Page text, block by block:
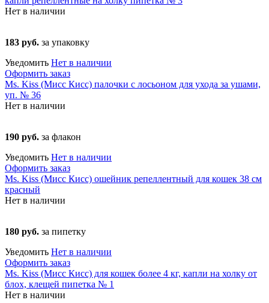
Нет в наличии
183 руб. за упаковку
Уведомить Нет в наличии
Оформить заказ
Ms. Kiss (Мисс Кисс) палочки с лосьоном для ухода за ушами,
уп. № 36
Нет в наличии
190 руб. за флакон
Уведомить Нет в наличии
Оформить заказ
Ms. Kiss (Мисс Кисс) ошейник репеллентный для кошек 38 см
красный
Нет в наличии
180 руб. за пипетку
Уведомить Нет в наличии
Оформить заказ
Ms. Kiss (Мисс Кисс) для кошек более 4 кг, капли на холку от
блох, клещей пипетка № 1
Нет в наличии